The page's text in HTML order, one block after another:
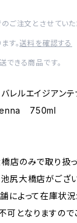
ご注文とさせていた
す。送料を確認する
できる商品です。
バレルエイジア
750ml
店のみで取り扱っ
池尻大橋店がござ
舗によって在庫状
となりますのでご